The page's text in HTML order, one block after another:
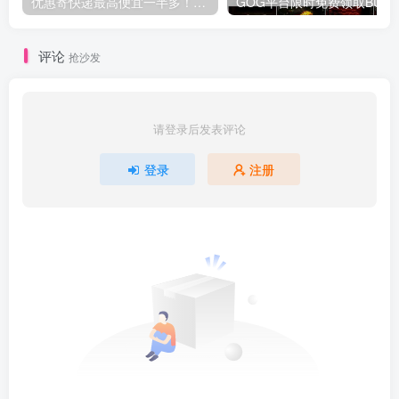
评论 抢沙发
请登录后发表评论
登录 注册